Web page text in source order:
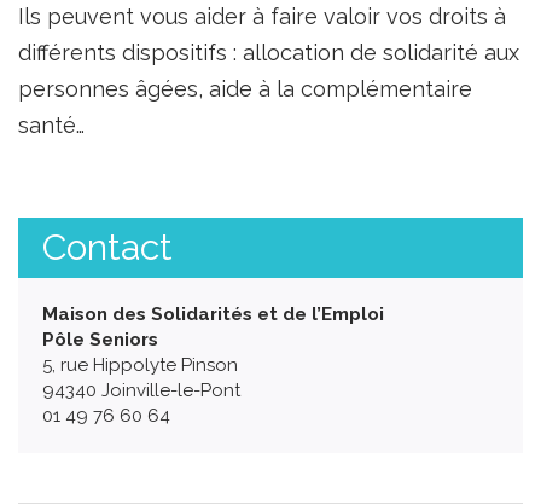
Ils peuvent vous aider à faire valoir vos droits à
différents dispositifs : allocation de solidarité aux
personnes âgées, aide à la complémentaire
santé…
Contact
Maison des Solidarités et de l’Emploi
Pôle Seniors
5, rue Hippolyte Pinson
94340 Joinville-le-Pont
01 49 76 60 64